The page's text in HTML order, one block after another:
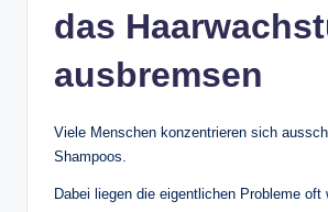
das
ausbremsen
Viele Menschen konzentrieren sich
Shampoos.
Dabei liegen die eigentlichen Probleme oft